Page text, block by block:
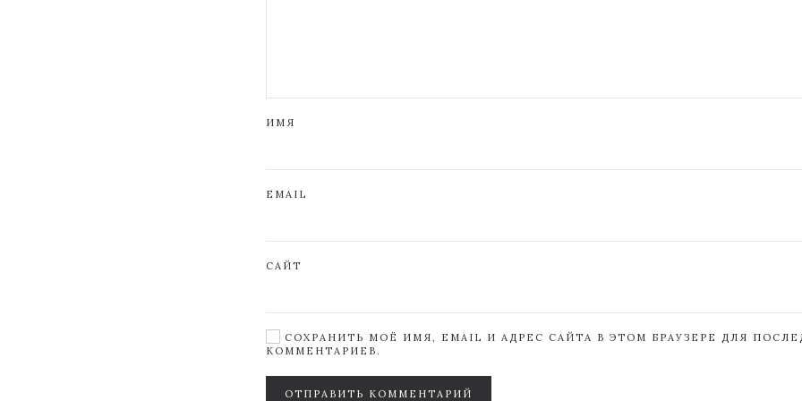
ИМЯ
EMAIL
САЙТ
СОХРАНИТЬ МОЁ ИМЯ, EMAIL И АДРЕС САЙТА В ЭТОМ БРАУЗЕРЕ ДЛЯ
КОММЕНТАРИЕВ.
ОТПРАВИТЬ КОММЕНТАРИЙ